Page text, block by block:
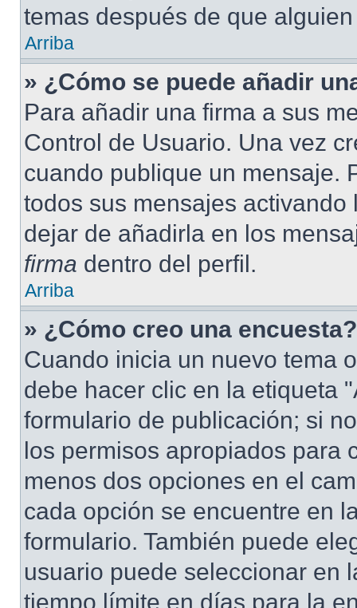
temas después de que
Arriba
» ¿Cómo se puede añadir
Para añadir una firma a sus
Control de Usuario. Una vez
cuando publique un mensaje.
todos sus mensajes
dejar de añadirla en los
firma dentro del perfil.
Arriba
» ¿Cómo creo una encuesta?
Cuando inicia un nuevo tema
debe hacer clic en la etiqueta
formulario de publicación; si
los permisos apropiados para
menos dos opciones en el
cada opción se encuentre en
formulario. También puede
usuario puede seleccionar en
tiempo límite en días para la